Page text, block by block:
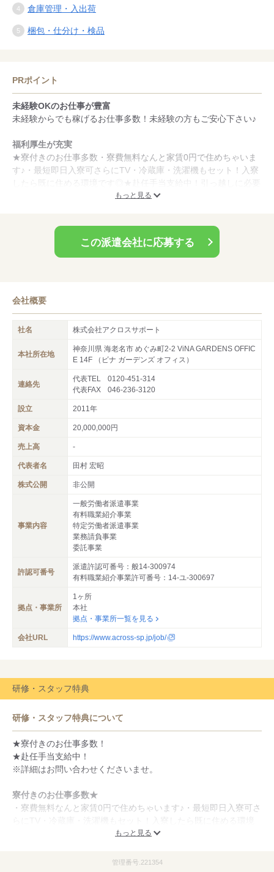
倉庫管理・入出荷
梱包・仕分け・検品
PRポイント
未経験OKのお仕事が豊富
未経験からでも稼げるお仕事多数！未経験の方もご安心下さい♪
福利厚生が充実
★寮付きのお仕事多数・寮費無料なんと家賃0円で住めちゃいま
す♪・最短即日入寮可さらにTV・冷蔵庫・洗濯機もセット！入寮
したら既に住める環境です◎★赴任手当支給中！引っ越しに必要
な手当ても支給します！一律2万円支給♪遠方からの応募もお待ち
もっと見る
この派遣会社に応募する
会社概要
社名 株式会社アクロスサポート
本社所在地
神奈川県 海老名市 めぐみ町2-2 ViNA GARDENS OFFIC
E 14F （ビナ ガーデンズ オフィス）
連絡先
代表TEL
0120-451-314
代表FAX
046-236-3120
設立 2011年
資本金 20,000,000円
売上高 -
代表者名 田村 宏昭
株式公開 非公開
事業内容
一般労働者派遣事業
有料職業紹介事業
特定労働者派遣事業
業務請負事業
委託事業
許認可番号
派遣許認可番号：般14-300974
有料職業紹介事業許可番号：14-ユ-300697
拠点・事業所
1ヶ所
本社
拠点・事業所一覧を見る
会社URL https://www.across-sp.jp/job/
研修・スタッフ特典
研修・スタッフ特典について
★寮付きのお仕事多数！
★赴任手当支給中！
※詳細はお問い合わせくださいませ。
寮付きのお仕事多数★
・寮費無料なんと家賃0円で住めちゃいます♪・最短即日入寮可さ
らにTV・冷蔵庫・洗濯機もセット！入寮したら既に住める環境
もっと見る
管理番号.221354